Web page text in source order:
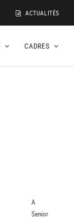
ACTUALITÉS
CADRES
A
Senior